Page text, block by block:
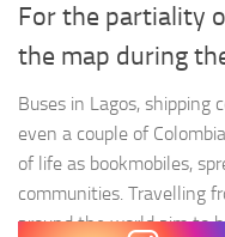
For the partiality
the map during
Buses in Lagos,
even a couple of
of life as bookmobiles,
communities. Travelling
around the world aim to